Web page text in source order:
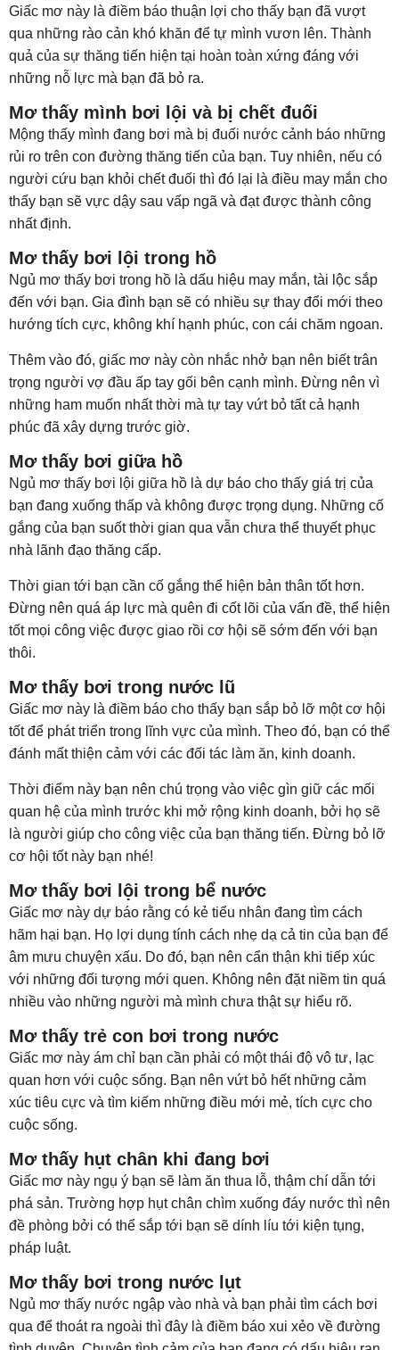
Giấc mơ này là điềm báo thuận lợi cho thấy bạn đã vượt
qua những rào cản khó khăn để tự mình vươn lên. Thành
quả của sự thăng tiến hiện tại hoàn toàn xứng đáng với
những nỗ lực mà bạn đã bỏ ra.
Mơ thấy mình bơi lội và bị chết đuối
Mộng thấy mình đang bơi mà bị đuối nước cảnh báo những
rủi ro trên con đường thăng tiến của bạn. Tuy nhiên, nếu có
người cứu bạn khỏi chết đuối thì đó lại là điều may mắn cho
thấy bạn sẽ vực dậy sau vấp ngã và đạt được thành công
nhất định.
Mơ thấy bơi lội trong hồ
Ngủ mơ thấy bơi trong hồ là dấu hiệu may mắn, tài lộc sắp
đến với bạn. Gia đình bạn sẽ có nhiều sự thay đổi mới theo
hướng tích cực, không khí hạnh phúc, con cái chăm ngoan.
Thêm vào đó, giấc mơ này còn nhắc nhở bạn nên biết trân
trọng người vợ đầu ấp tay gối bên cạnh mình. Đừng nên vì
những ham muốn nhất thời mà tự tay vứt bỏ tất cả hạnh
phúc đã xây dựng trước giờ.
Mơ thấy bơi giữa hồ
Ngủ mơ thấy bơi lội giữa hồ là dự báo cho thấy giá trị của
bạn đang xuống thấp và không được trọng dụng. Những cố
gắng của bạn suốt thời gian qua vẫn chưa thể thuyết phục
nhà lãnh đạo thăng cấp.
Thời gian tới bạn cần cố gắng thể hiện bản thân tốt hơn.
Đừng nên quá áp lực mà quên đi cốt lõi của vấn đề, thể hiện
tốt mọi công việc được giao rồi cơ hội sẽ sớm đến với bạn
thôi.
Mơ thấy bơi trong nước lũ
Giấc mơ này là điềm báo cho thấy bạn sắp bỏ lỡ một cơ hội
tốt để phát triển trong lĩnh vực của mình. Theo đó, bạn có thể
đánh mất thiện cảm với các đối tác làm ăn, kinh doanh.
Thời điểm này bạn nên chú trọng vào việc gìn giữ các mối
quan hệ của mình trước khi mở rộng kinh doanh, bởi họ sẽ
là người giúp cho công việc của bạn thăng tiến. Đừng bỏ lỡ
cơ hội tốt này bạn nhé!
Mơ thấy bơi lội trong bể nước
Giấc mơ này dự báo rằng có kẻ tiểu nhân đang tìm cách
hãm hại bạn. Họ lợi dụng tính cách nhẹ dạ cả tin của bạn để
âm mưu chuyện xấu. Do đó, bạn nên cẩn thận khi tiếp xúc
với những đối tượng mới quen. Không nên đặt niềm tin quá
nhiều vào những người mà mình chưa thật sự hiểu rõ.
Mơ thấy trẻ con bơi trong nước
Giấc mơ này ám chỉ bạn cần phải có một thái độ vô tư, lạc
quan hơn với cuộc sống. Bạn nên vứt bỏ hết những cảm
xúc tiêu cực và tìm kiếm những điều mới mẻ, tích cực cho
cuộc sống.
Mơ thấy hụt chân khi đang bơi
Giấc mơ này ngụ ý bạn sẽ làm ăn thua lỗ, thậm chí dẫn tới
phá sản. Trường hợp hụt chân chìm xuống đáy nước thì nên
đề phòng bởi có thể sắp tới bạn sẽ dính líu tới kiện tụng,
pháp luật.
Mơ thấy bơi trong nước lụt
Ngủ mơ thấy nước ngập vào nhà và bạn phải tìm cách bơi
qua để thoát ra ngoài thì đây là điềm báo xui xẻo về đường